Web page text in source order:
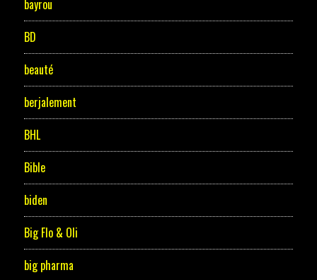
bayrou
BD
beauté
berjalement
BHL
Bible
biden
Big Flo & Oli
big pharma